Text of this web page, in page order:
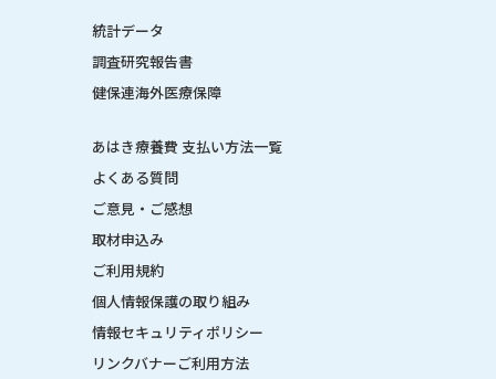
統計データ
調査研究報告書
健保連海外医療保障
あはき療養費 支払い方法一覧
よくある質問
ご意見・ご感想
取材申込み
ご利用規約
個人情報保護の取り組み
情報セキュリティポリシー
リンクバナーご利用方法